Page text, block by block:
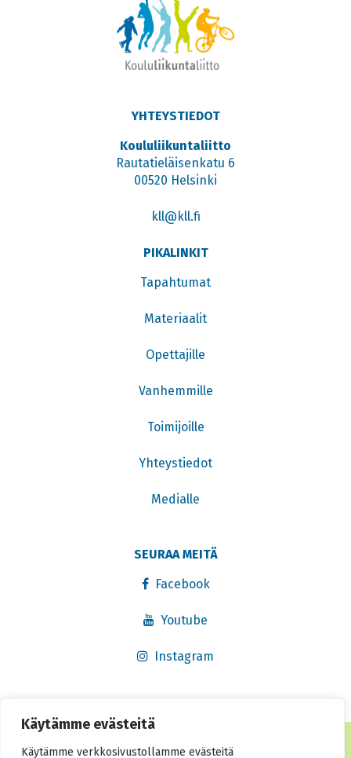
Käytämme evästeitä
Käytämme verkkosivustollamme evästeitä
YHTEYSTIEDOT
Koululiikuntaliitto
Rautatieläisenkatu 6
00520 Helsinki
kll@kll.fi
PIKALINKIT
Tapahtumat
Materiaalit
Opettajille
Vanhemmille
Toimijoille
Yhteystiedot
Medialle
SEURAA MEITÄ
Facebook
Youtube
Instagram
® Rekisteröity tavaramerkki 2016. Kaikki oikeudet pidätetään.